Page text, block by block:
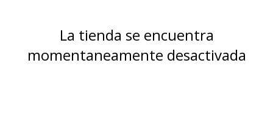
La tienda se encuentra
momentaneamente desactivada